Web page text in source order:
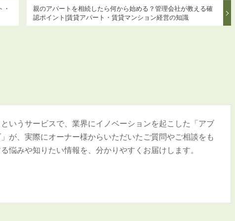
親のアパートを相続したら何から始める？管理会社が教える確
認ポイント|賃貸アパート・賃貸マンション経営の知識
いうサービスで、業界にイノベーションを起こした「アブ
が、実際にオーナー様からいただいたご質問やご相談をも
悩みや知りたい情報を、分かりやすくお届けします。